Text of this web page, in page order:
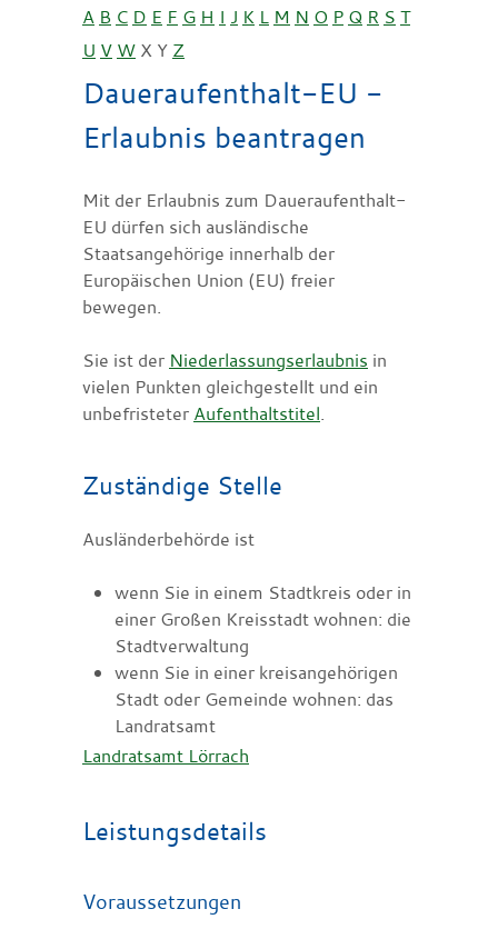
A B C D E F G H I J K L M N O P Q R S T
U V W X Y Z
Daueraufenthalt-EU -
Erlaubnis beantragen
Mit der Erlaubnis zum Daueraufenthalt-
EU dürfen sich ausländische
Staatsangehörige innerhalb der
Europäischen Union (EU) freier
bewegen.
Sie ist der Niederlassungserlaubnis in
vielen Punkten gleichgestellt und ein
unbefristeter Aufenthaltstitel.
Zuständige Stelle
Ausländerbehörde ist
wenn Sie in einem Stadtkreis oder in
einer Großen Kreisstadt wohnen: die
Stadtverwaltung
wenn Sie in einer kreisangehörigen
Stadt oder Gemeinde wohnen: das
Landratsamt
Landratsamt Lörrach
Leistungsdetails
Voraussetzungen